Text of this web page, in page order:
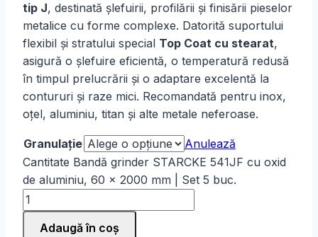
tip J, destinată șlefuirii, profilării și finisării pieselor
metalice cu forme complexe. Datorită suportului
flexibil și stratului special Top Coat cu stearat,
asigură o șlefuire eficientă, o temperatură redusă
în timpul prelucrării și o adaptare excelentă la
contururi și raze mici. Recomandată pentru inox,
oțel, aluminiu, titan și alte metale neferoase.
Granulație
Anulează
Cantitate Bandă grinder STARCKE 541JF cu oxid
de aluminiu, 60 × 2000 mm | Set 5 buc.
Adaugă în coș